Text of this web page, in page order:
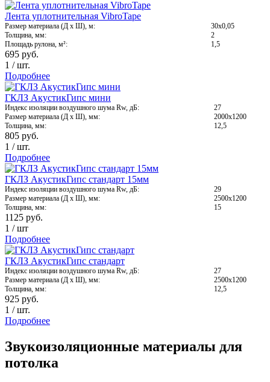
Лента уплотнительная VibroTape
Размер материала (Д х Ш), м:
30х0,05
Толщина, мм:
2
Площадь рулона, м²:
1,5
695 руб.
1 /шт.
Подробнее
ГКЛЗ АкустикГипс мини
Индекс изоляции воздушного шума Rw, дБ:
27
Размер материала (Д х Ш), мм:
2000x1200
Толщина, мм:
12,5
805 руб.
1 /шт.
Подробнее
ГКЛЗ АкустикГипс стандарт 15мм
Индекс изоляции воздушного шума Rw, дБ:
29
Размер материала (Д х Ш), мм:
2500х1200
Толщина, мм:
15
1125 руб.
1 /шт
Подробнее
ГКЛЗ АкустикГипс стандарт
Индекс изоляции воздушного шума Rw, дБ:
27
Размер материала (Д х Ш), мм:
2500х1200
Толщина, мм:
12,5
925 руб.
1 /шт.
Подробнее
Звукоизоляционные материалы для
потолка